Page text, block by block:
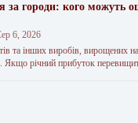
за городи: кого
6, 2026
та інших виробів, вирощених
Якщо річний прибуток